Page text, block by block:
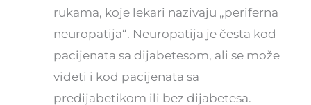
rukama, koje lekari nazivaju „periferna
neuropatija“. Neuropatija je česta kod
pacijenata sa dijabetesom, ali se može
videti i kod pacijenata sa
predijabetikom ili bez dijabetesa.